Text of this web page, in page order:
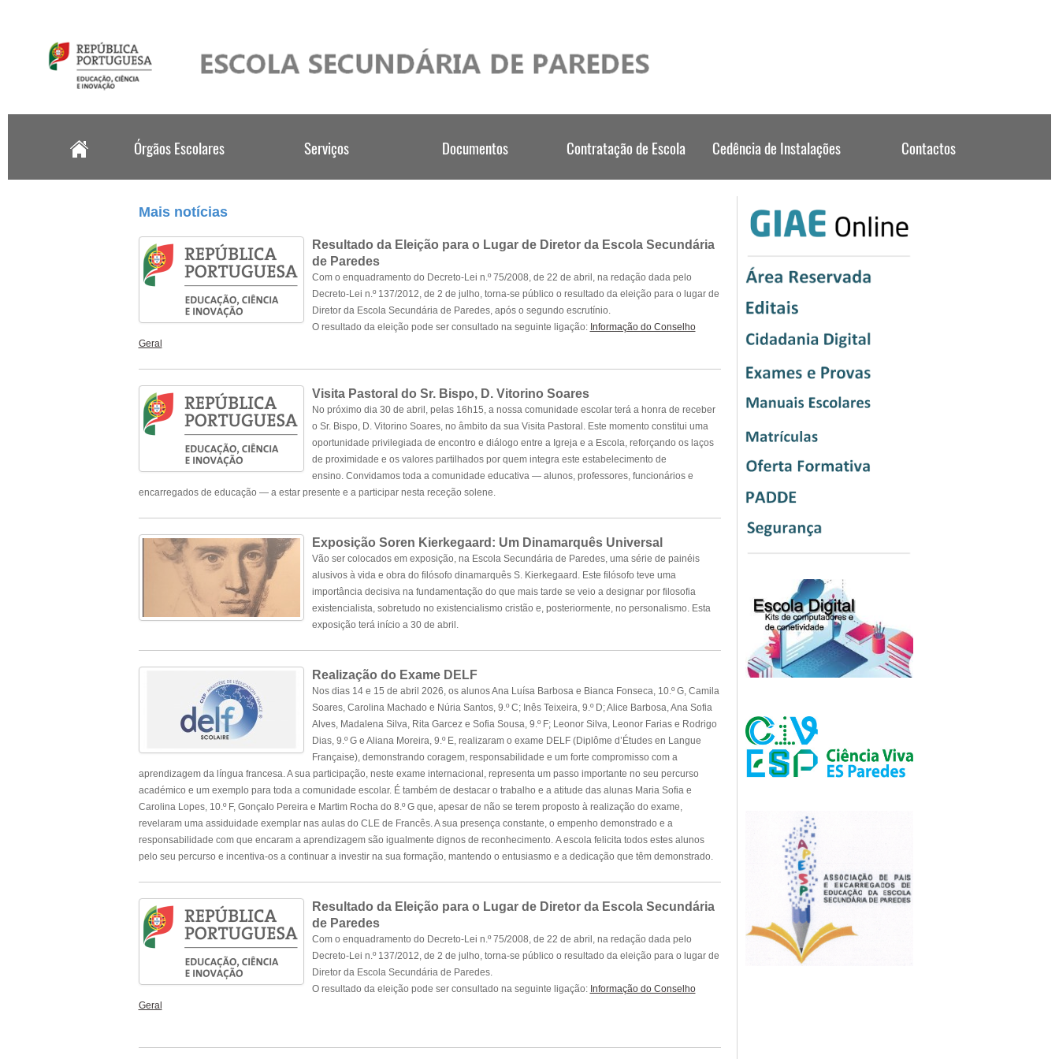
Mais notícias
Resultado da Eleição para o Lugar de Diretor da Escola Secundária
de Paredes
Com o enquadramento do Decreto-Lei n.º 75/2008, de 22 de abril, na redação dada pelo
Decreto-Lei n.º 137/2012, de 2 de julho, torna-se público o resultado da eleição para o lugar de
Diretor da Escola Secundária de Paredes, após o segundo escrutínio.
O resultado da eleição pode ser consultado na seguinte ligação: Informação do Conselho
Geral
Visita Pastoral do Sr. Bispo, D. Vitorino Soares
No próximo dia 30 de abril, pelas 16h15, a nossa comunidade escolar terá a honra de receber
o Sr. Bispo, D. Vitorino Soares, no âmbito da sua Visita Pastoral. Este momento constitui uma
oportunidade privilegiada de encontro e diálogo entre a Igreja e a Escola, reforçando os laços
de proximidade e os valores partilhados por quem integra este estabelecimento de
ensino. Convidamos toda a comunidade educativa — alunos, professores, funcionários e
encarregados de educação — a estar presente e a participar nesta receção solene.
Exposição Soren Kierkegaard: Um Dinamarquês Universal
Vão ser colocados em exposição, na Escola Secundária de Paredes, uma série de painéis
alusivos à vida e obra do filósofo dinamarquês S. Kierkegaard. Este filósofo teve uma
importância decisiva na fundamentação do que mais tarde se veio a designar por filosofia
existencialista, sobretudo no existencialismo cristão e, posteriormente, no personalismo. Esta
exposição terá início a 30 de abril .
Realização do Exame DELF
Nos dias 14 e 15 de abril 2026, os alunos Ana Luísa Barbosa e Bianca Fonseca, 10.º G, Camila
Soares, Carolina Machado e Núria Santos, 9.º C; Inês Teixeira, 9.º D; Alice Barbosa, Ana Sofia
Alves, Madalena Silva, Rita Garcez e Sofia Sousa, 9.º F; Leonor Silva, Leonor Farias e Rodrigo
Dias, 9.º G e Aliana Moreira, 9.º E, realizaram o exame DELF (Diplôme d’Études en Langue
Française),demonstrando coragem, responsabilidade e um forte compromisso com a
aprendizagem da língua francesa. A sua participação, neste exame internacional, representa um passo importante no seu percurso
académico e um exemplo para toda a comunidade escolar. É também de destacar o trabalho e a atitude das alunas Maria Sofia e
Carolina Lopes, 10.º F, Gonçalo Pereira e Martim Rocha do 8.º G que, apesar de não se terem proposto à realização do exame,
revelaram uma assiduidade exemplar nas aulas do CLE de Francês. A sua presença constante, o empenho demonstrado e a
responsabilidade com que encaram a aprendizagem são igualmente dignos de reconhecimento. A escola felicita todos estes alunos
pelo seu percurso e incentiva-os a continuar a investir na sua formação, mantendo o entusiasmo e a dedicação que têm demonstrado.
Resultado da Eleição para o Lugar de Diretor da Escola Secundária
de Paredes
Com o enquadramento do Decreto-Lei n.º 75/2008, de 22 de abril, na redação dada pelo
Decreto-Lei n.º 137/2012, de 2 de julho, torna-se público o resultado da eleição para o lugar de
Diretor da Escola Secundária de Paredes.
O resultado da eleição pode ser consultado na seguinte ligação: Informação do Conselho
Geral